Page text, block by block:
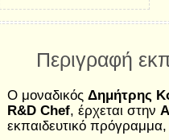
Περιγραφή
Ο μοναδικός Δημήτρης
R&D Chef, έρχεται στην
εκπαιδευτικό